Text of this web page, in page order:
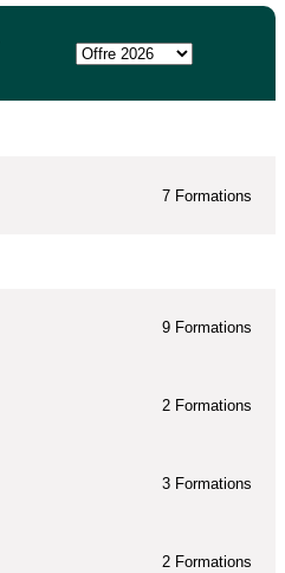
7 Formations
9 Formations
2 Formations
3 Formations
2 Formations